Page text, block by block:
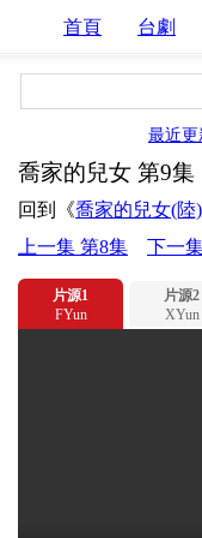
首頁 台劇
最近更
喬家的兒女 第9集
回到《喬家的兒女(陸)
上一集 第8集
下一
片源1
FYun
片源2
XYun